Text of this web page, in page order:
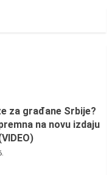
za građane Srbije?
na novu izdaju